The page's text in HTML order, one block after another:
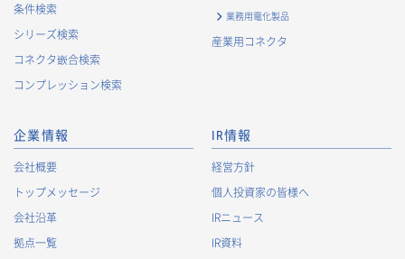
条件検索
シリーズ検索
コネクタ嵌合検索
コンプレッション検索
業務用電化製品
産業用コネクタ
企業情報
会社概要
トップメッセージ
会社沿革
拠点一覧
IR情報
経営方針
個人投資家の皆様へ
IRニュース
IR資料